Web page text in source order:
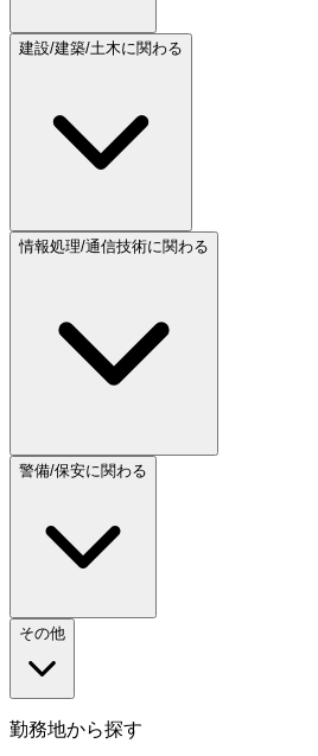
建設/建築/土木に関わる
情報処理/通信技術に関わる
警備/保安に関わる
その他
勤務地から探す